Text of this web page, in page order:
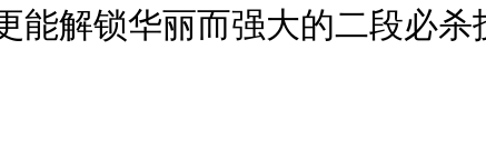
能解锁华丽而强大的二段必杀